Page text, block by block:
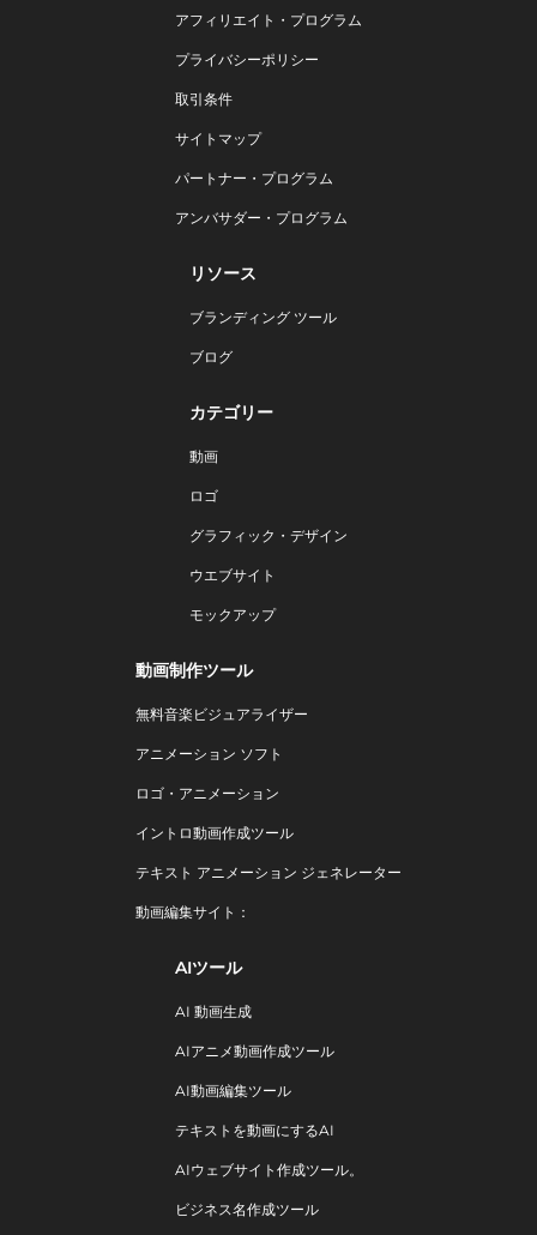
アフィリエイト・プログラム
プライバシーポリシー
取引条件
サイトマップ
パートナー・プログラム
アンバサダー・プログラム
リソース
ブランディング ツール
ブログ
カテゴリー
動画
ロゴ
グラフィック・デザイン
ウエブサイト
モックアップ
動画制作ツール
無料音楽ビジュアライザー
アニメーション ソフト
ロゴ・アニメーション
イントロ動画作成ツール
テキスト アニメーション ジェネレーター
動画編集サイト：
AIツール
AI 動画生成
AIアニメ動画作成ツール
AI動画編集ツール
テキストを動画にするAI
AIウェブサイト作成ツール。
ビジネス名作成ツール